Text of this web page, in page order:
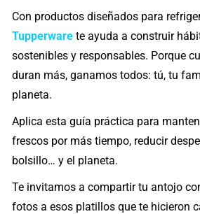
Con productos diseñados para
Tupperware te ayuda a construir
sostenibles y responsables. Porque
duran más, ganamos todos: tú, tu
planeta.
Aplica esta guía práctica para
frescos por más tiempo, reducir
bolsillo… y el planeta.
Te invitamos a compartir tu antojo
fotos a esos platillos que te hicieron